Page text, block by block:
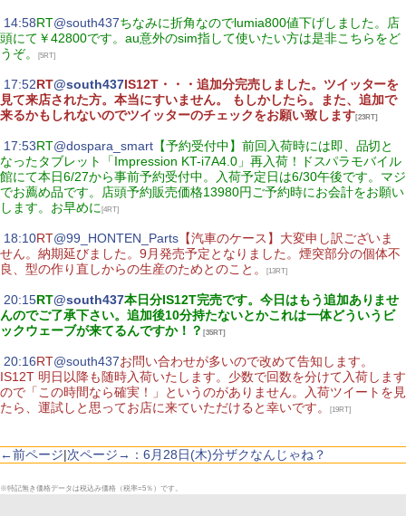
14:58RT@south437ちなみに折角なのでlumia800値下げしました。店
頭にて￥42800です。au意外のsim指して使いたい方は是非こちらをど
うぞ。
[5RT]
17:52RT@south437IS12T・・・追加分完売しました。ツイッターを
見て来店された方。本当にすいません。 もしかしたら。また、追加で
来るかもしれないのでツイッターのチェックをお願い致します[23RT]
17:53RT@dospara_smart【予約受付中】前回入荷時には即、品切と
なったタブレット「Impression KT-i7A4.0」再入荷！ドスパラモバイル
館にて本日6/27から事前予約受付中。入荷予定日は6/30午後です。マジ
でお薦め品です。店頭予約販売価格13980円ご予約時にお会計をお願い
します。お早めに [4RT]
18:10RT@99_HONTEN_Parts【汽車のケース】大変申し訳ございま
せん。納期延びました。9月発売予定となりました。煙突部分の個体不
良、型の作り直しからの生産のためとのこと。
[13RT]
20:15RT@south437本日分IS12T完売です。今日はもう追加ありませ
んのでご了承下さい。追加後10分持たないとかこれは一体どういうビ
ックウェーブが来てるんですか！？ [35RT]
20:16RT@south437お問い合わせが多いので改めて告知します。
IS12T 明日以降も随時入荷いたします。少数で回数を分けて入荷します
ので「この時間なら確実！」というのがありません。入荷ツイートを見
たら、運試しと思ってお店に来ていただけると幸いです。
[19RT]
←前ページ|次ページ→：6月28日(木)分ザクなんじゃね？
※特記無き価格データは税込み価格（税率=5％）です。